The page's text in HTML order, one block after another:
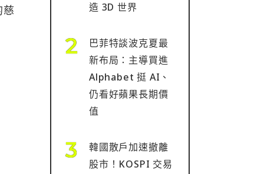
慈
造 3D 世界
巴菲特談波克夏最
新布局：主導買進
Alphabet 挺 AI、
仍看好蘋果長期價
值
韓國散戶加速撤離
股市！KOSPI 交易